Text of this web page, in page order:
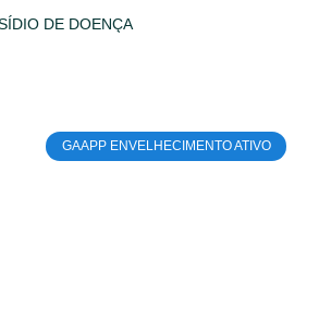
DE DOENÇA
GAAPP ENVELHECIMENTO ATIVO